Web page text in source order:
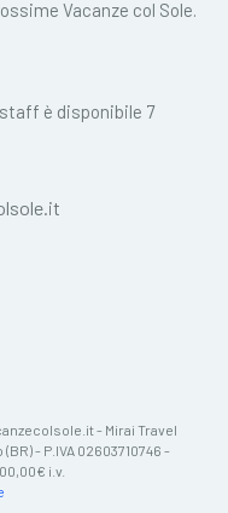
Vacanze col Sole.
è disponibile 7
- Mirai Travel
- P.IVA 02603710746 -
i.v.